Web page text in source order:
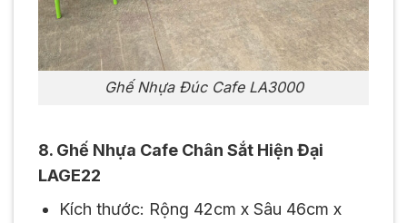
Ghế Nhựa Đúc Cafe LA3000
8. Ghế Nhựa Cafe Chân Sắt Hiện Đại
LAGE22
Kích thước: Rộng 42cm x Sâu 46cm x